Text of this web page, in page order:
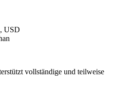
USD
vollständige und teilweise